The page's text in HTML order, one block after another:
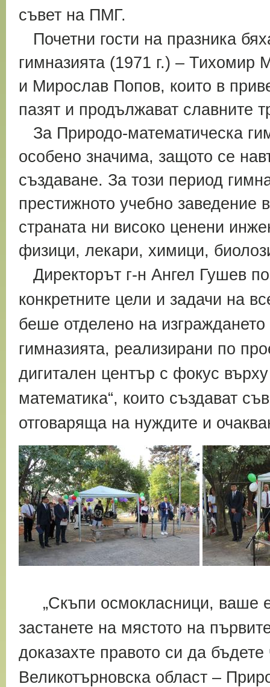
съвет на ПМГ.
Почетни гости на празника
гимназията (1971 г.) –
и Мирослав Попов, които в
пазят и продължават славните
За Природо-математическа
особено значима, защото се
създаване. За този период
престижното учебно
страната ни високо ценени
физици, лекари, химици,
Директорът г-н Ангел Гушев
конкретните цели и задачи на
беше отделено на
гимназията, реализирани по
дигитален център с фокус
математика“, които създават
отговаряща на нуждите и
„Скъпи осмокласници, ваше
застанете на мястото на
доказахте правото си да
Великотърновска област –